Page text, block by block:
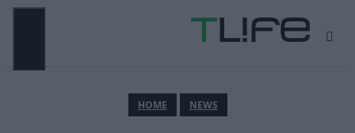
Μετάβαση
ΗΟΜΕ NEWS